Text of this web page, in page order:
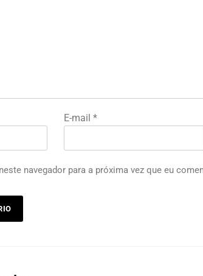
E-mail *
navegador para a próxima vez que eu